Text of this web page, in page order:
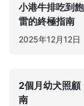
小港牛排吃到
雷的終極指南
2025年12月12日
2個月幼犬照顧
南